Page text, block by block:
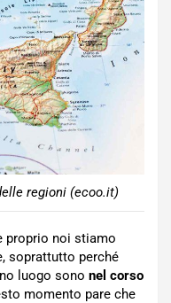
regioni (ecoo.it)
proprio noi stiamo
soprattutto perché
luogo sono nel corso
momento pare che